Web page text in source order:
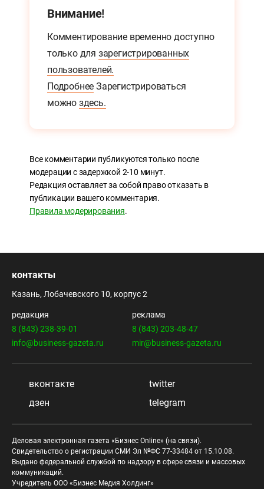
Внимание!
Комментирование временно доступно
только для зарегистрированных
пользователей.
Подробнее Зарегистрироваться
можно здесь.
Все комментарии публикуются только после
модерации с задержкой 2-10 минут.
Редакция оставляет за собой право отказать в
публикации вашего комментария.
Правила модерирования.
контакты
Казань, Лобачевского 10, корпус 2
редакция
8 (843) 238-39-01
info@business-gazeta.ru
реклама
8 (843) 203-48-47
mir@business-gazeta.ru
вконтакте
twitter
дзен
telegram
Деловая электронная газета «Бизнес Online» (на связи).
Свидетельство о регистрации СМИ Эл №ФС 77-33484 от 15.10.08.
Выдано федеральной службой по надзору в сфере связи и массовых
коммуникаций.
Учредитель ООО «Бизнес Медия Холдинг»